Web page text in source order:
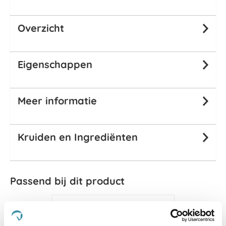
Overzicht
Eigenschappen
Meer informatie
Kruiden en Ingrediënten
Passend bij dit product